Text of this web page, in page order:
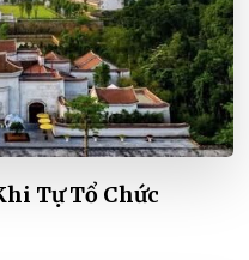
Tự Tổ Chức